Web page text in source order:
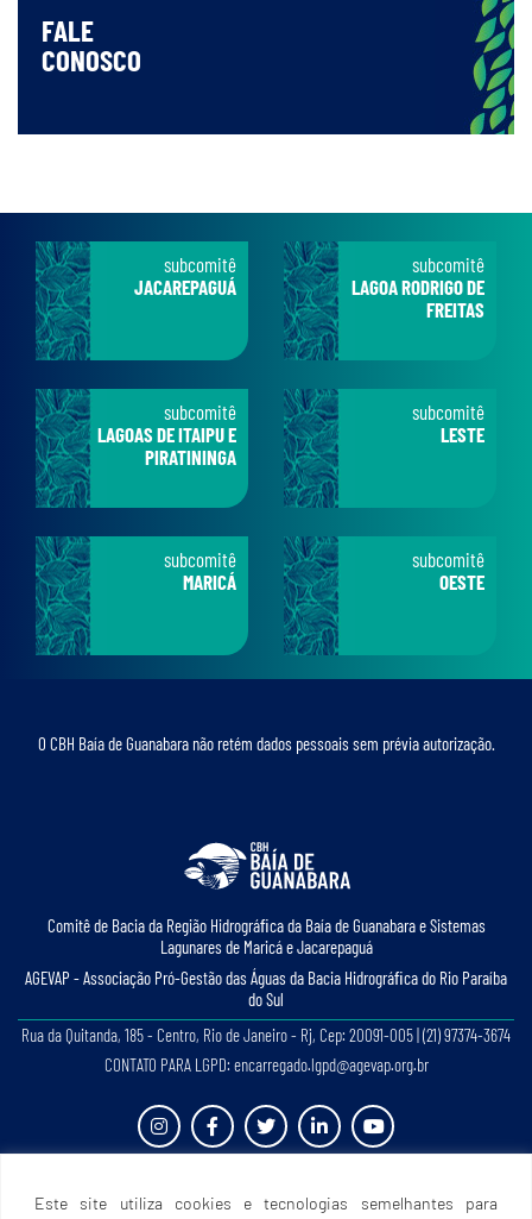
Este site utiliza cookies e tecnologias semelhantes para
FALE
CONOSCO
subcomitê
JACAREPAGUÁ
subcomitê
LAGOA RODRIGO DE
FREITAS
subcomitê
LAGOAS DE ITAIPU E
PIRATININGA
subcomitê
LESTE
subcomitê
MARICÁ
subcomitê
OESTE
O CBH Baía de Guanabara não retém dados pessoais sem prévia autorização.
Comitê de Bacia da Região Hidrográﬁca da Baía de Guanabara e Sistemas
Lagunares de Maricá e Jacarepaguá
AGEVAP - Associação Pró-Gestão das Águas da Bacia Hidrográﬁca do Rio Paraíba
do Sul
Rua da Quitanda, 185 - Centro, Rio de Janeiro - Rj, Cep: 20091-005 | (21) 97374-3674
CONTATO PARA LGPD: encarregado.lgpd@agevap.org.br